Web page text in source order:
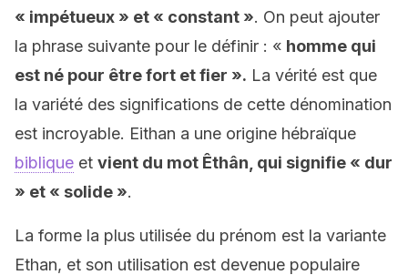
« impétueux » et « constant ». On peut ajouter
la phrase suivante pour le définir : « homme qui
est né pour être fort et fier ». La vérité est que
la variété des significations de cette dénomination
est incroyable. Eithan a une origine hébraïque
biblique et vient du mot Êthân, qui signifie « dur
» et « solide ».
La forme la plus utilisée du prénom est la variante
Ethan, et son utilisation est devenue populaire